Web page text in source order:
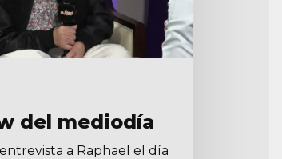
del mediodía
a Raphael el día